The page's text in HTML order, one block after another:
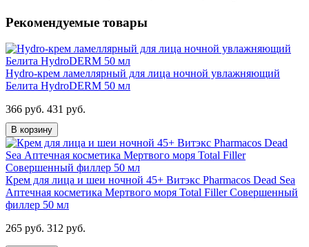
Рекомендуемые товары
Hydro-крем ламеллярный для лица ночной увлажняющий
Белита HydroDERM 50 мл
366 руб. 431 руб.
В корзину
Крем для лица и шеи ночной 45+ Витэкс Pharmacos Dead Sea
Аптечная косметика Мертвого моря Total Filler Совершенный
филлер 50 мл
265 руб. 312 руб.